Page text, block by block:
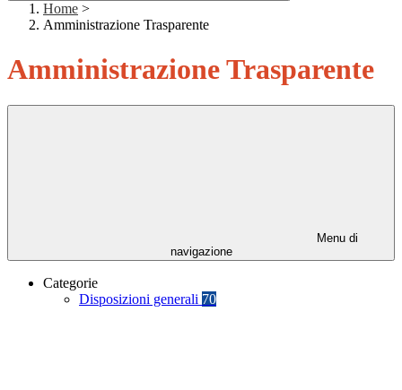
Home >
Amministrazione Trasparente
Amministrazione Trasparente
Menu di
navigazione
Categorie
Disposizioni generali 70